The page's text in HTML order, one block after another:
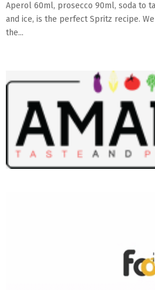
Aperol 60ml, prosecco 90ml, soda to
and ice, is the perfect Spritz recipe.
the...